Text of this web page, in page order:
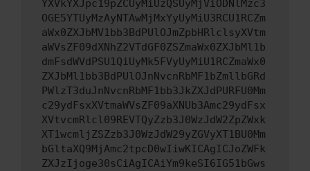
YXVkYXJpc19pZCUyMiUzQSUyMjViODNlMzc3
OGE5YTUyMzAyNTAwMjMxYyUyMiU3RCU1RCZm
aWx0ZXJbMV1bb3BdPUlOJmZpbHRlclsyXVtm
aWVsZF09dXNhZ2VTdGF0ZSZmaWx0ZXJbMl1b
dmFsdWVdPSU1QiUyMk5FVyUyMiU1RCZmaWx0
ZXJbMl1bb3BdPUlOJnNvcnRbMF1bZmllbGRd
PWlzT3duJnNvcnRbMF1bb3JkZXJdPURFU0Mm
c29ydFsxXVtmaWVsZF09aXNUb3Amc29ydFsx
XVtvcmRlcl09REVTQyZzb3J0WzJdW2ZpZWxk
XT1wcmljZSZzb3J0WzJdW29yZGVyXT1BU0Mm
bGltaXQ9MjAmc2tpcD0wIiwKICAgICJoZWFk
ZXJzIjoge30sCiAgICAiYm9keSI6IG51bGws